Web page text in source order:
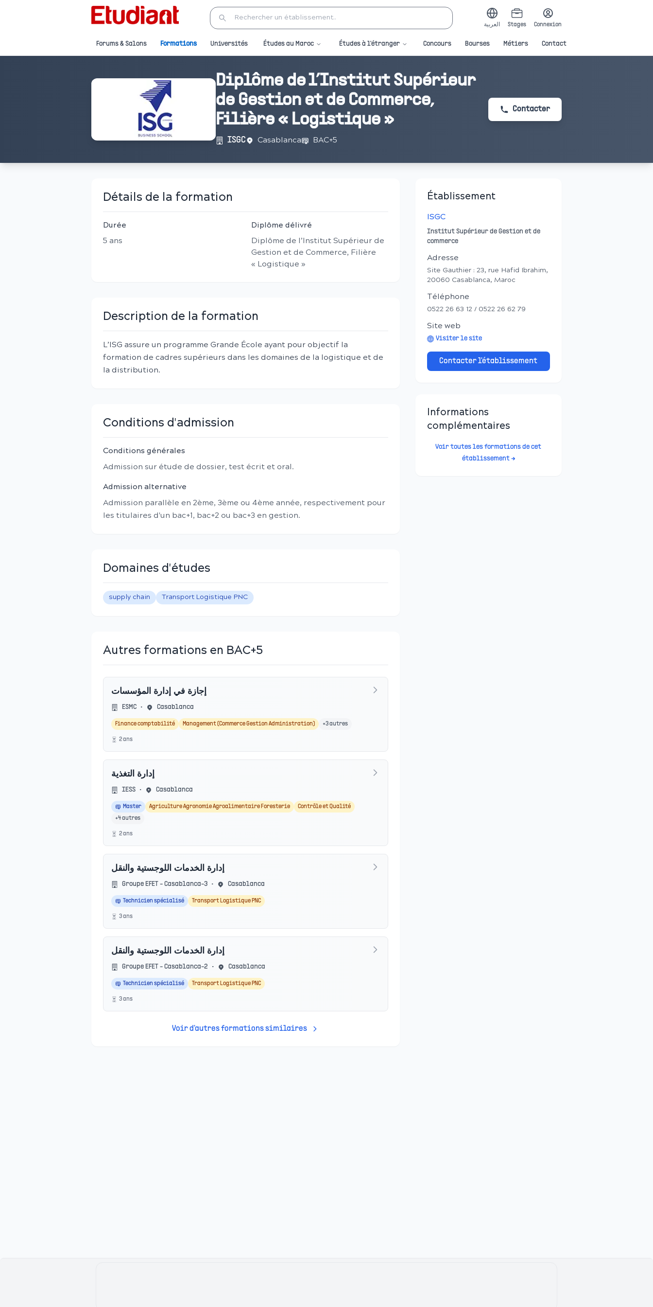
العربية Stages Connexion
Forums & Salons Formations Universités Études au Maroc Études à l'étranger Concours Bourses Métiers Contact
Diplôme de l’Institut Supérieur
de Gestion et de Commerce,
Filière « Logistique »
ISGC Casablanca BAC+5
Contacter
Détails de la formation
Durée
5 ans
Diplôme délivré
Diplôme de l’Institut Supérieur de
Gestion et de Commerce, Filière
« Logistique »
Description de la formation
L’ISG assure un programme Grande École ayant pour objectif la
formation de cadres supérieurs dans les domaines de la logistique et de
la distribution.
Conditions d'admission
Conditions générales
Admission sur étude de dossier, test écrit et oral.
Admission alternative
Admission parallèle en 2ème, 3ème ou 4ème année, respectivement pour
les titulaires d'un bac+1, bac+2 ou bac+3 en gestion.
Domaines d'études
supply chain Transport Logistique PNC
Autres formations en BAC+5
إجازة في إدارة المؤسسات
ESMC • Casablanca
Finance comptabilité Management (Commerce Gestion Administration) +3autres
2ans
إدارة التغذية
IESS • Casablanca
Master Agriculture Agronomie Agroalimentaire Foresterie
Contrôle et Qualité
+4autres
2ans
إدارة الخدمات اللوجستية والنقل
Groupe EFET - Casablanca-3 • Casablanca
Technicien spécialisé Transport Logistique PNC
3ans
إدارة الخدمات اللوجستية والنقل
Groupe EFET - Casablanca-2 • Casablanca
Technicien spécialisé Transport Logistique PNC
3ans
Voir d'autres formations similaires
Établissement
ISGC
Institut Supérieur de Gestion et de
commerce
Adresse
Site Gauthier : 23, rue Hafid Ibrahim,
20060 Casablanca, Maroc
Téléphone
0522 26 63 12 / 0522 26 62 79
Site web
Visiter le site
Contacter l'établissement
Informations
complémentaires
Voir toutes les formations de cet
établissement →